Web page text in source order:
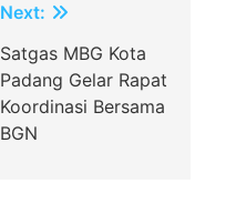
Next:
Satgas MBG Kota
Padang Gelar Rapat
Koordinasi Bersama
BGN